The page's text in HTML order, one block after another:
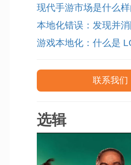
现代手游市场是什么
本地化错误：发现并
游戏本地化：什么是
联系我们
选辑